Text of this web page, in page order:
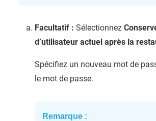
Facultatif : Sélectionnez
d’utilisateur actuel après la
Spécifiez un nouveau mot de
le mot de passe.
Remarque :